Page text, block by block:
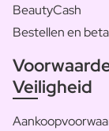
BeautyCash
Bestellen en
Veiligheid